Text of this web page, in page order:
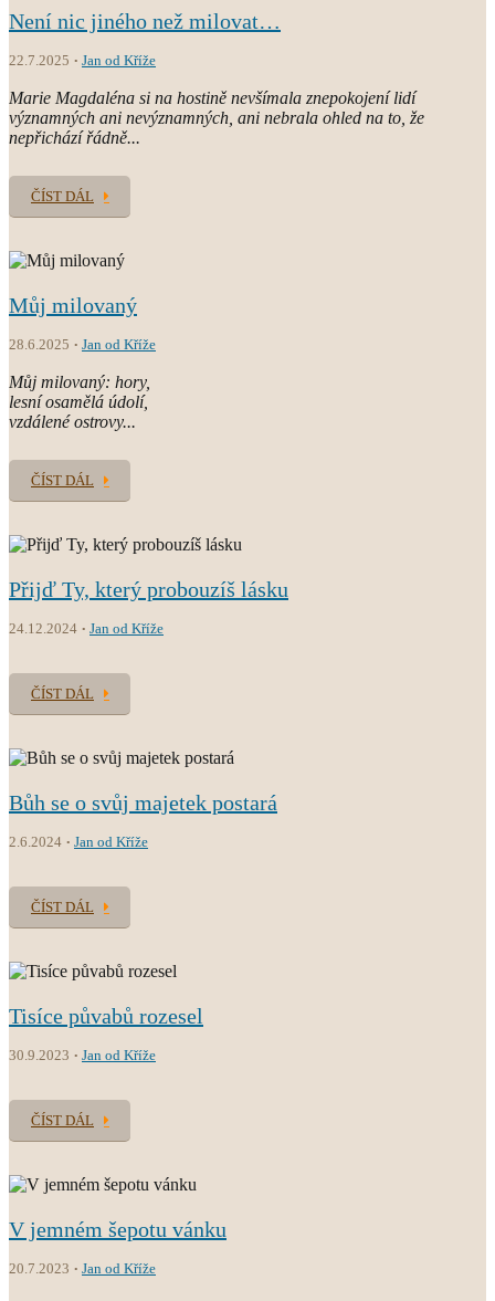
Není nic jiného než milovat…
22.7.2025 Jan od Kříže
Marie Magdaléna si na hostině nevšímala znepokojení lidí
významných ani nevýznamných, ani nebrala ohled na to, že
nepřichází řádně...
ČÍST DÁL
Můj milovaný
28.6.2025 Jan od Kříže
Můj milovaný: hory,
lesní osamělá údolí,
vzdálené ostrovy...
ČÍST DÁL
Přijď Ty, který probouzíš lásku
24.12.2024 Jan od Kříže
ČÍST DÁL
Bůh se o svůj majetek postará
2.6.2024 Jan od Kříže
ČÍST DÁL
Tisíce půvabů rozesel
30.9.2023 Jan od Kříže
ČÍST DÁL
V jemném šepotu vánku
20.7.2023 Jan od Kříže